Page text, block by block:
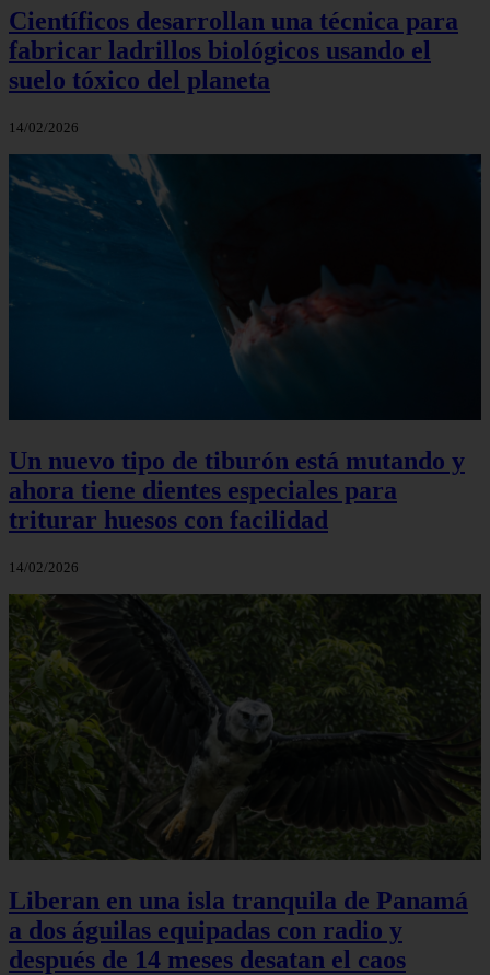
Científicos desarrollan una técnica para
fabricar ladrillos biológicos usando el
suelo tóxico del planeta
14/02/2026
Un nuevo tipo de tiburón está mutando y
ahora tiene dientes especiales para
triturar huesos con facilidad
14/02/2026
Liberan en una isla tranquila de Panamá
a dos águilas equipadas con radio y
después de 14 meses desatan el caos